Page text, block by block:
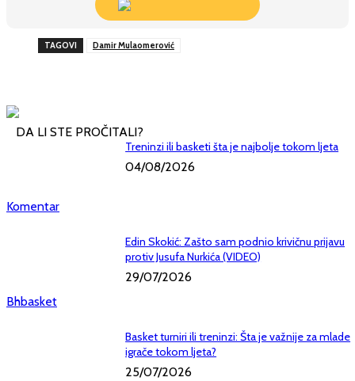
TAGOVI Damir Mulaomerović
DA LI STE PROČITALI?
Komentar
Treninzi ili basketi šta je najbolje tokom ljeta
04/08/2026
Bhbasket
Edin Skokić: Zašto sam podnio krivičnu prijavu
protiv Jusufa Nurkića (VIDEO)
29/07/2026
Basket turniri ili treninzi: Šta je važnije za mlade
igrače tokom ljeta?
25/07/2026